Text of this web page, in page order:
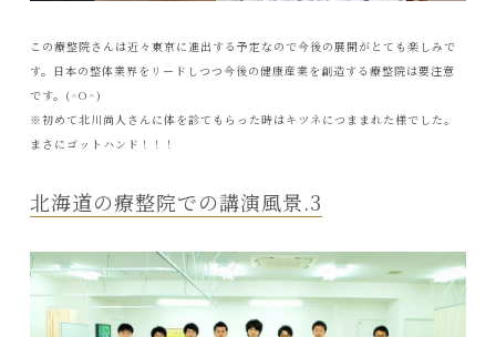
この療整院さんは近々東京に進出する予定なので今後の展開がとても楽しみで
す。日本の整体業界をリードしつつ今後の健康産業を創造する療整院は要注意
です。(^O^)
※初めて北川尚人さんに体を診てもらった時はキツネにつままれた様でした。
まさにゴットハンド！！！
北海道の療整院での講演風景.3